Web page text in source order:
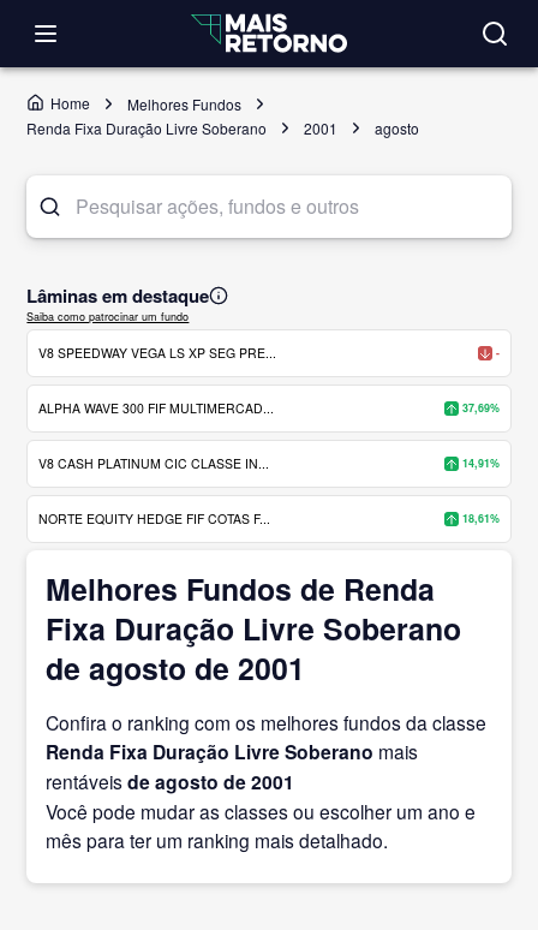
Home
Melhores Fundos
Renda Fixa Duração Livre Soberano
2001 agosto
Lâminas em destaque
Saiba como patrocinar um fundo
V8 SPEEDWAY VEGA LS XP SEG PRE... -
ALPHA WAVE 300 FIF MULTIMERCAD... 37,69%
V8 CASH PLATINUM CIC CLASSE IN... 14,91%
NORTE EQUITY HEDGE FIF COTAS F... 18,61%
Melhores Fundos de Renda
Fixa Duração Livre Soberano
de agosto de 2001
Confira o ranking com os melhores fundos da classe
Renda Fixa Duração Livre Soberano mais
rentáveisde agosto de 2001
Você pode mudar as classes ou escolher um ano e
mês para ter um ranking mais detalhado.